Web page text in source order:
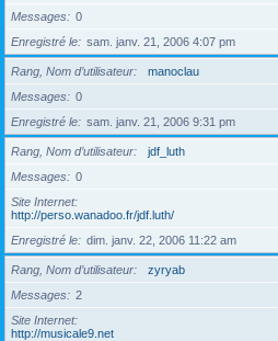
Messages
0
Enregistré le
sam. janv. 21, 2006 4:07 pm
Rang, Nom d’utilisateur
manoclau
Messages
0
Enregistré le
sam. janv. 21, 2006 9:31 pm
Rang, Nom d’utilisateur
jdf_luth
Messages
0
Site Internet
http://perso.wanadoo.fr/jdf.luth/
Enregistré le
dim. janv. 22, 2006 11:22 am
Rang, Nom d’utilisateur
zyryab
Messages
2
Site Internet
http://musicale9.net